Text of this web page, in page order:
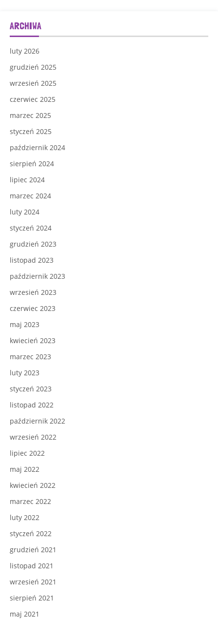
ARCHIWA
luty 2026
grudzień 2025
wrzesień 2025
czerwiec 2025
marzec 2025
styczeń 2025
październik 2024
sierpień 2024
lipiec 2024
marzec 2024
luty 2024
styczeń 2024
grudzień 2023
listopad 2023
październik 2023
wrzesień 2023
czerwiec 2023
maj 2023
kwiecień 2023
marzec 2023
luty 2023
styczeń 2023
listopad 2022
październik 2022
wrzesień 2022
lipiec 2022
maj 2022
kwiecień 2022
marzec 2022
luty 2022
styczeń 2022
grudzień 2021
listopad 2021
wrzesień 2021
sierpień 2021
maj 2021